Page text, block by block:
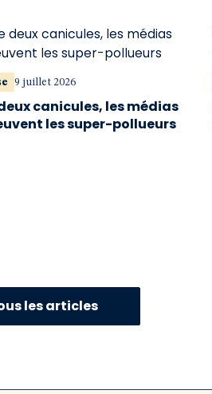
9 juillet 2026
canicules, les médias
les super-pollueurs
les articles